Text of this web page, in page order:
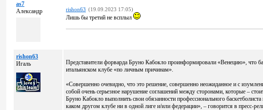
as7
Александр
rishon63 (19.09.2023 17:05)
Лишь бы третий не всплыл
rishon63
Игаль
Представители форварда Бруно Кабокло проинформировали «Венецию», что
итальянском клубе «по личным причинам».
«Совершенно очевидно, что это решение, совершенно неожиданное и с
собой очень серьезное нарушение соглашений между сторонами, которые –
Бруно Кабокло выполнить свои обязанности профессионального
каком другом клубе ни в одной лиге и/или федерации», – говорится в пресс-